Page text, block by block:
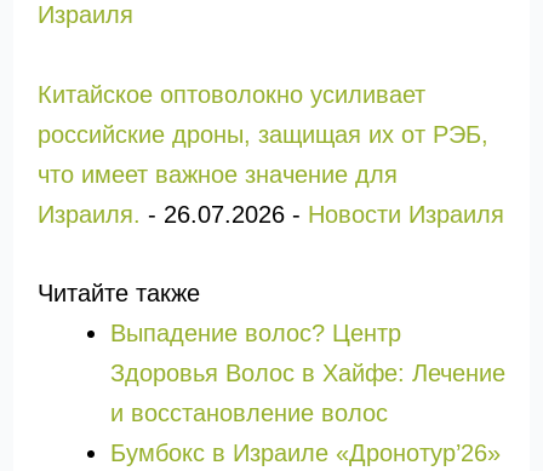
Израиля
Китайское оптоволокно усиливает
российские дроны, защищая их от РЭБ,
что имеет важное значение для
Израиля. - 26.07.2026- Новости Израиля
Читайте также
Выпадение волос? Центр
Здоровья Волос в Хайфе: Лечение
и восстановление волос
Бумбокс в Израиле «Дронотур’26»